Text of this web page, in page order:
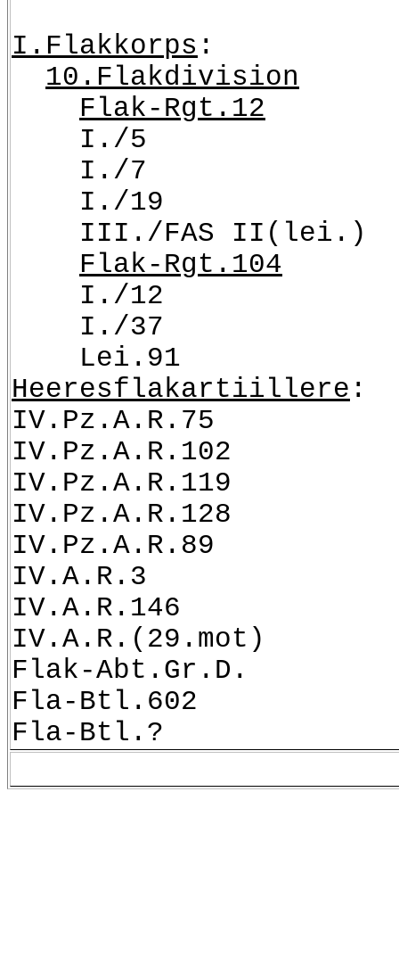
I.Flakkorps :
10.Flakdivision
Flak-Rgt.12
I./5
I./7
I./19
III./FAS II(lei.)
Flak-Rgt.104
I./12
I./37
Lei.91
Heeresflakartiillere :
IV.Pz.A.R.75
IV.Pz.A.R.102
IV.Pz.A.R.119
IV.Pz.A.R.128
IV.Pz.A.R.89
IV.A.R.3
IV.A.R.146
IV.A.R.(29.mot)
Flak-Abt.Gr.D.
Fla-Btl.602
Fla-Btl.?